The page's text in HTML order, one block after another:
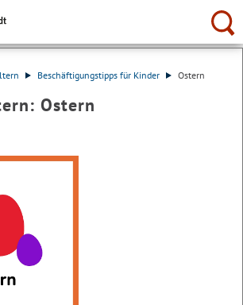
Beschäftigungstipps für Kinder Ostern
Ostern